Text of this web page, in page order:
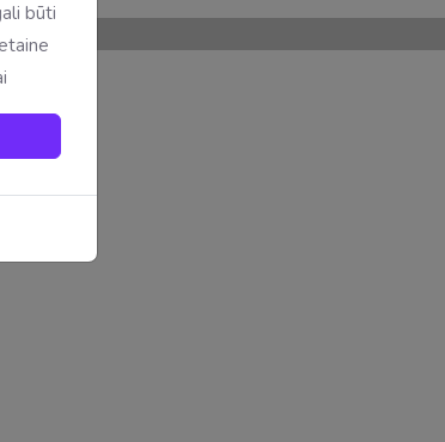
būti